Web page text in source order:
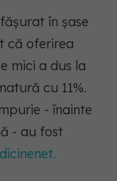
în șase
că oferirea
mici a dus la
cu 11%.
- înainte
- au fost